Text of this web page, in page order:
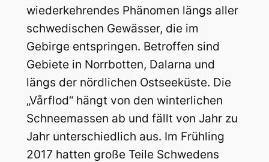
wiederkehrendes Phänomen längs aller
schwedischen Gewässer, die im
Gebirge entspringen. Betroffen sind
Gebiete in Norrbotten, Dalarna und
längs der nördlichen Ostseeküste. Die
„Vårflod“ hängt von den winterlichen
Schneemassen ab und fällt von Jahr zu
Jahr unterschiedlich aus. Im Frühling
2017 hatten große Teile Schwedens